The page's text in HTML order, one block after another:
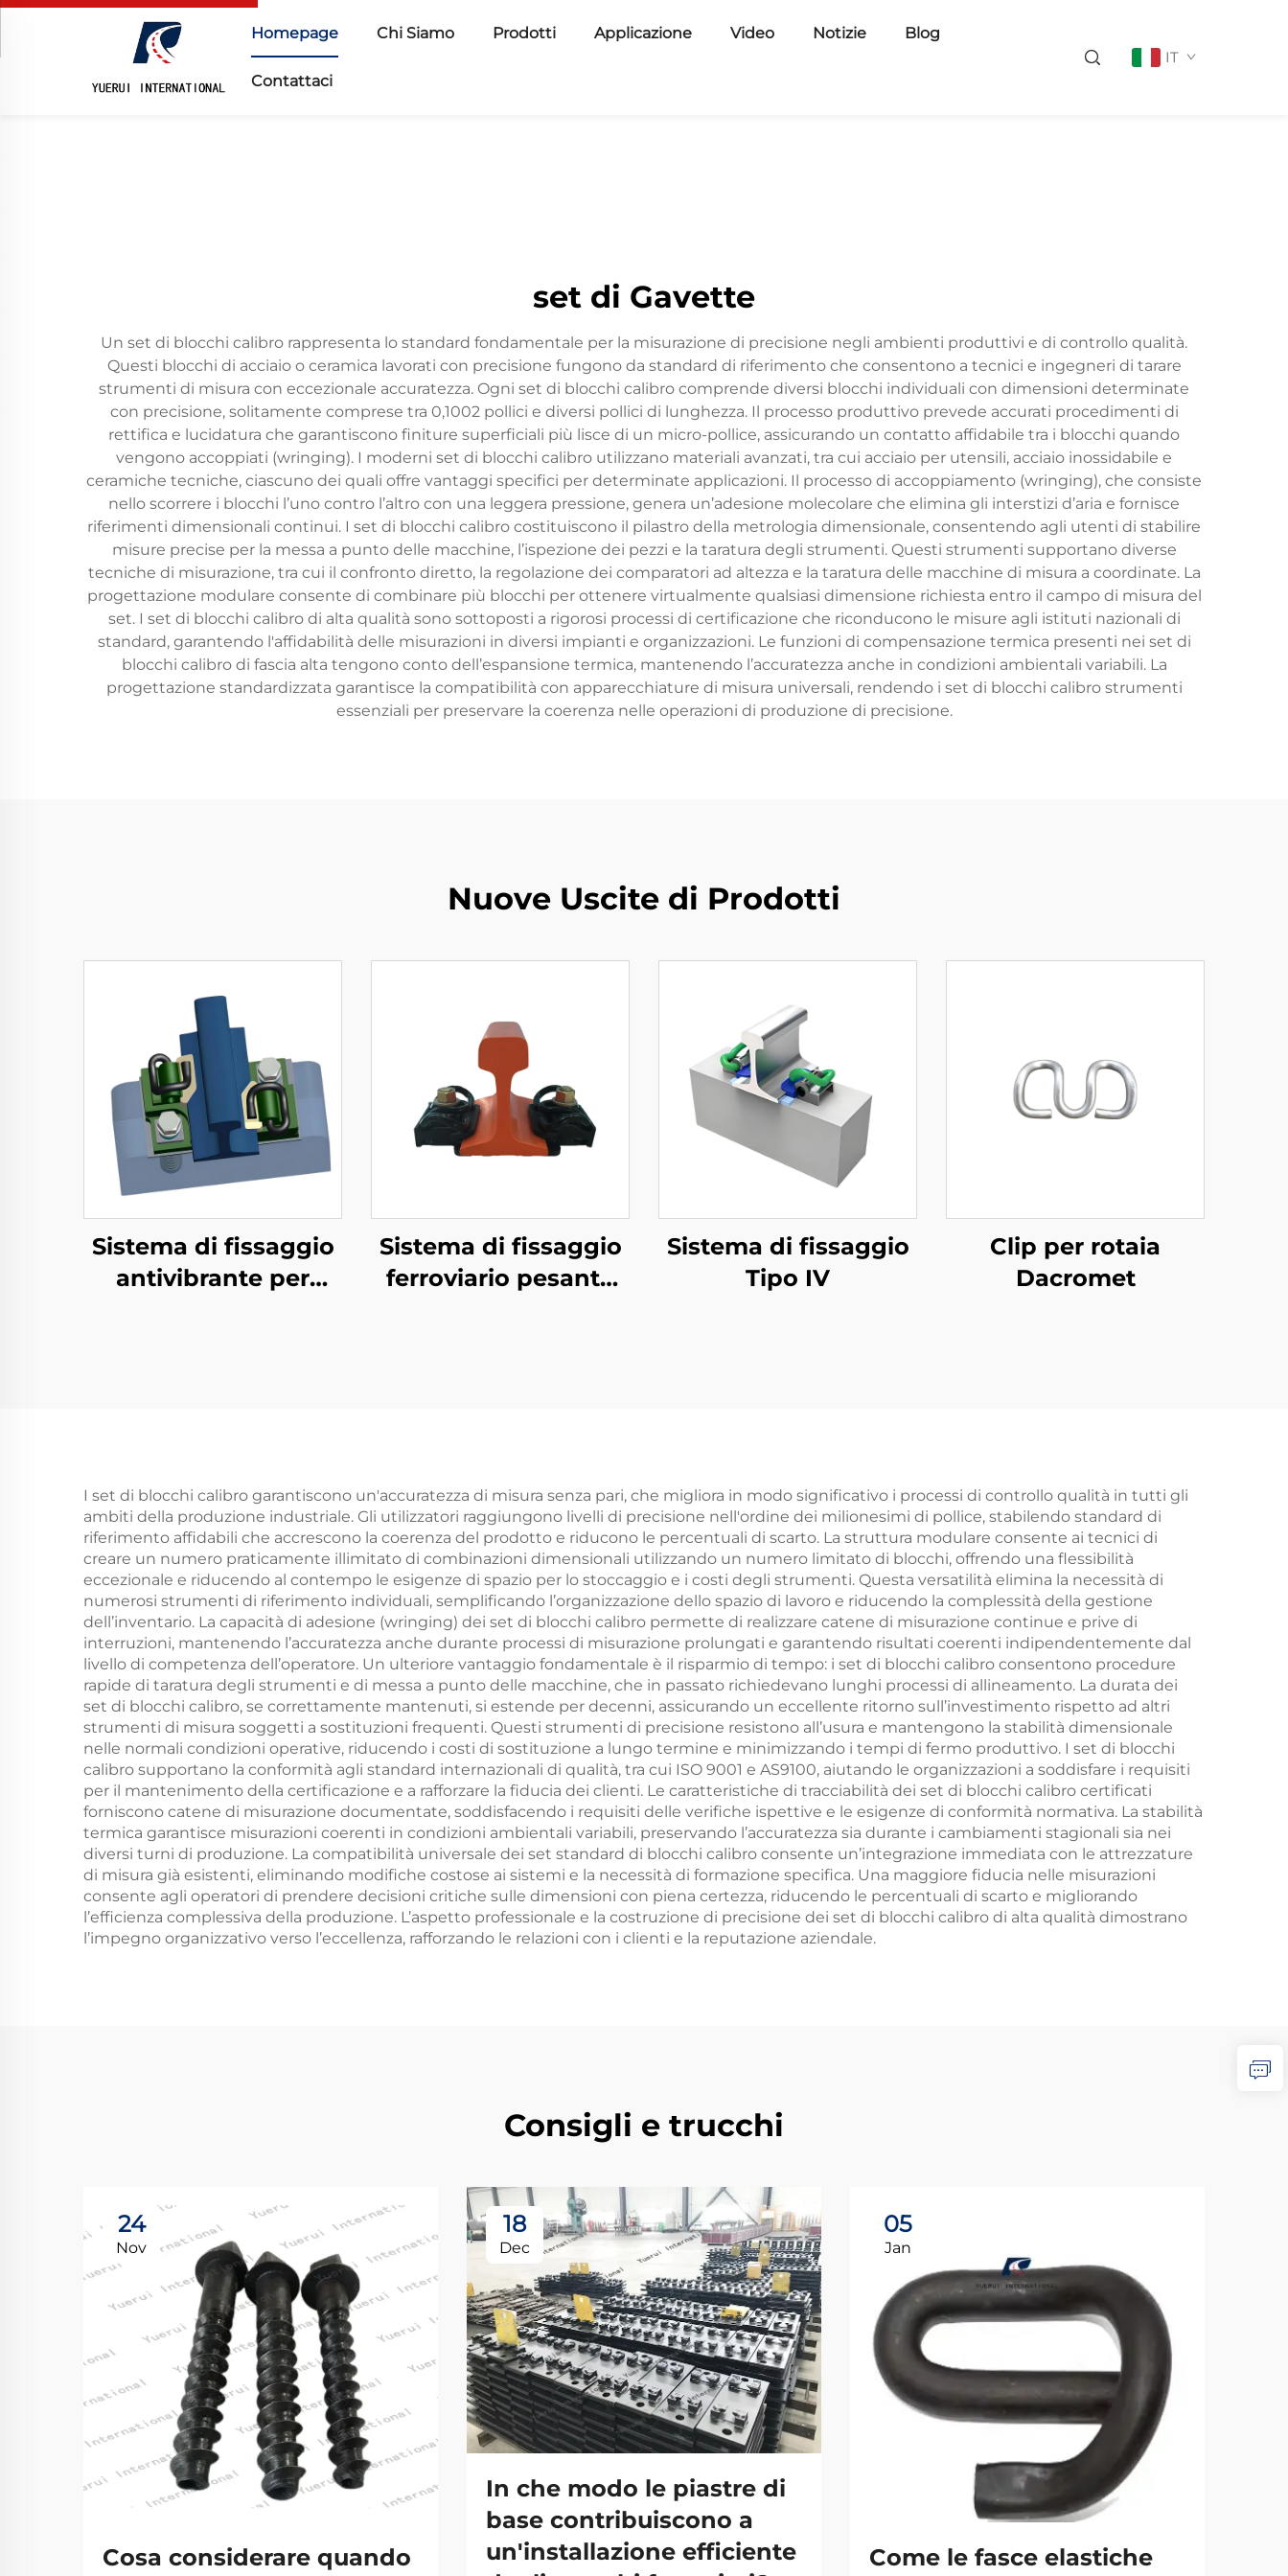
Homepage Chi Siamo Prodotti Applicazione Video Notizie Blog
Contattaci
IT
set di Gavette
Un set di blocchi calibro rappresenta lo standard fondamentale per la misurazione di precisione negli ambienti produttivi e di controllo qualità.
Questi blocchi di acciaio o ceramica lavorati con precisione fungono da standard di riferimento che consentono a tecnici e ingegneri di tarare
strumenti di misura con eccezionale accuratezza. Ogni set di blocchi calibro comprende diversi blocchi individuali con dimensioni determinate
con precisione, solitamente comprese tra 0,1002 pollici e diversi pollici di lunghezza. Il processo produttivo prevede accurati procedimenti di
rettifica e lucidatura che garantiscono finiture superficiali più lisce di un micro-pollice, assicurando un contatto affidabile tra i blocchi quando
vengono accoppiati (wringing). I moderni set di blocchi calibro utilizzano materiali avanzati, tra cui acciaio per utensili, acciaio inossidabile e
ceramiche tecniche, ciascuno dei quali offre vantaggi specifici per determinate applicazioni. Il processo di accoppiamento (wringing), che consiste
nello scorrere i blocchi l’uno contro l’altro con una leggera pressione, genera un’adesione molecolare che elimina gli interstizi d’aria e fornisce
riferimenti dimensionali continui. I set di blocchi calibro costituiscono il pilastro della metrologia dimensionale, consentendo agli utenti di stabilire
misure precise per la messa a punto delle macchine, l’ispezione dei pezzi e la taratura degli strumenti. Questi strumenti supportano diverse
tecniche di misurazione, tra cui il confronto diretto, la regolazione dei comparatori ad altezza e la taratura delle macchine di misura a coordinate. La
progettazione modulare consente di combinare più blocchi per ottenere virtualmente qualsiasi dimensione richiesta entro il campo di misura del
set. I set di blocchi calibro di alta qualità sono sottoposti a rigorosi processi di certificazione che riconducono le misure agli istituti nazionali di
standard, garantendo l'affidabilità delle misurazioni in diversi impianti e organizzazioni. Le funzioni di compensazione termica presenti nei set di
blocchi calibro di fascia alta tengono conto dell’espansione termica, mantenendo l’accuratezza anche in condizioni ambientali variabili. La
progettazione standardizzata garantisce la compatibilità con apparecchiature di misura universali, rendendo i set di blocchi calibro strumenti
essenziali per preservare la coerenza nelle operazioni di produzione di precisione.
Nuove Uscite di Prodotti
Sistema di fissaggio
antivibrante per
Sistema di fissaggio
ferroviario pesante
Sistema di fissaggio
Tipo IV
Clip per rotaia
Dacromet
I set di blocchi calibro garantiscono un'accuratezza di misura senza pari, che migliora in modo significativo i processi di controllo qualità in tutti gli
ambiti della produzione industriale. Gli utilizzatori raggiungono livelli di precisione nell'ordine dei milionesimi di pollice, stabilendo standard di
riferimento affidabili che accrescono la coerenza del prodotto e riducono le percentuali di scarto. La struttura modulare consente ai tecnici di
creare un numero praticamente illimitato di combinazioni dimensionali utilizzando un numero limitato di blocchi, offrendo una flessibilità
eccezionale e riducendo al contempo le esigenze di spazio per lo stoccaggio e i costi degli strumenti. Questa versatilità elimina la necessità di
numerosi strumenti di riferimento individuali, semplificando l’organizzazione dello spazio di lavoro e riducendo la complessità della gestione
dell’inventario. La capacità di adesione (wringing) dei set di blocchi calibro permette di realizzare catene di misurazione continue e prive di
interruzioni, mantenendo l’accuratezza anche durante processi di misurazione prolungati e garantendo risultati coerenti indipendentemente dal
livello di competenza dell’operatore. Un ulteriore vantaggio fondamentale è il risparmio di tempo: i set di blocchi calibro consentono procedure
rapide di taratura degli strumenti e di messa a punto delle macchine, che in passato richiedevano lunghi processi di allineamento. La durata dei
set di blocchi calibro, se correttamente mantenuti, si estende per decenni, assicurando un eccellente ritorno sull’investimento rispetto ad altri
strumenti di misura soggetti a sostituzioni frequenti. Questi strumenti di precisione resistono all’usura e mantengono la stabilità dimensionale
nelle normali condizioni operative, riducendo i costi di sostituzione a lungo termine e minimizzando i tempi di fermo produttivo. I set di blocchi
calibro supportano la conformità agli standard internazionali di qualità, tra cui ISO 9001 e AS9100, aiutando le organizzazioni a soddisfare i requisiti
per il mantenimento della certificazione e a rafforzare la fiducia dei clienti. Le caratteristiche di tracciabilità dei set di blocchi calibro certificati
forniscono catene di misurazione documentate, soddisfacendo i requisiti delle verifiche ispettive e le esigenze di conformità normativa. La stabilità
termica garantisce misurazioni coerenti in condizioni ambientali variabili, preservando l’accuratezza sia durante i cambiamenti stagionali sia nei
diversi turni di produzione. La compatibilità universale dei set standard di blocchi calibro consente un’integrazione immediata con le attrezzature
di misura già esistenti, eliminando modifiche costose ai sistemi e la necessità di formazione specifica. Una maggiore fiducia nelle misurazioni
consente agli operatori di prendere decisioni critiche sulle dimensioni con piena certezza, riducendo le percentuali di scarto e migliorando
l’efficienza complessiva della produzione. L’aspetto professionale e la costruzione di precisione dei set di blocchi calibro di alta qualità dimostrano
l’impegno organizzativo verso l’eccellenza, rafforzando le relazioni con i clienti e la reputazione aziendale.
Consigli e trucchi
24
Nov
Cosa considerare quando
18
Dec
In che modo le piastre di
base contribuiscono a
un'installazione efficiente
05
Jan
Come le fasce elastiche